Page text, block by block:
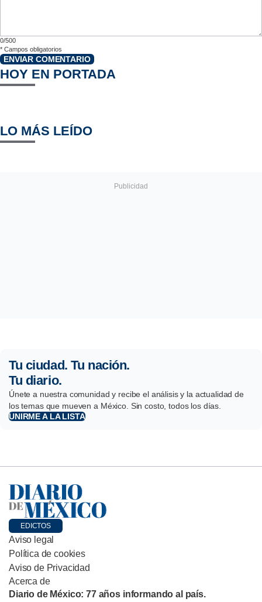
0/500
* Campos obligatorios
ENVIAR COMENTARIO
HOY EN PORTADA
LO MÁS LEÍDO
Tu ciudad. Tu nación.
Tu diario.
Únete a nuestra comunidad y recibe el análisis y la actualidad de
los temas que mueven a México. Sin costo, todos los días.
UNIRME A LA LISTA
EDICTOS
Aviso legal
Política de cookies
Aviso de Privacidad
Acerca de
Diario de México: 77 años informando al país.